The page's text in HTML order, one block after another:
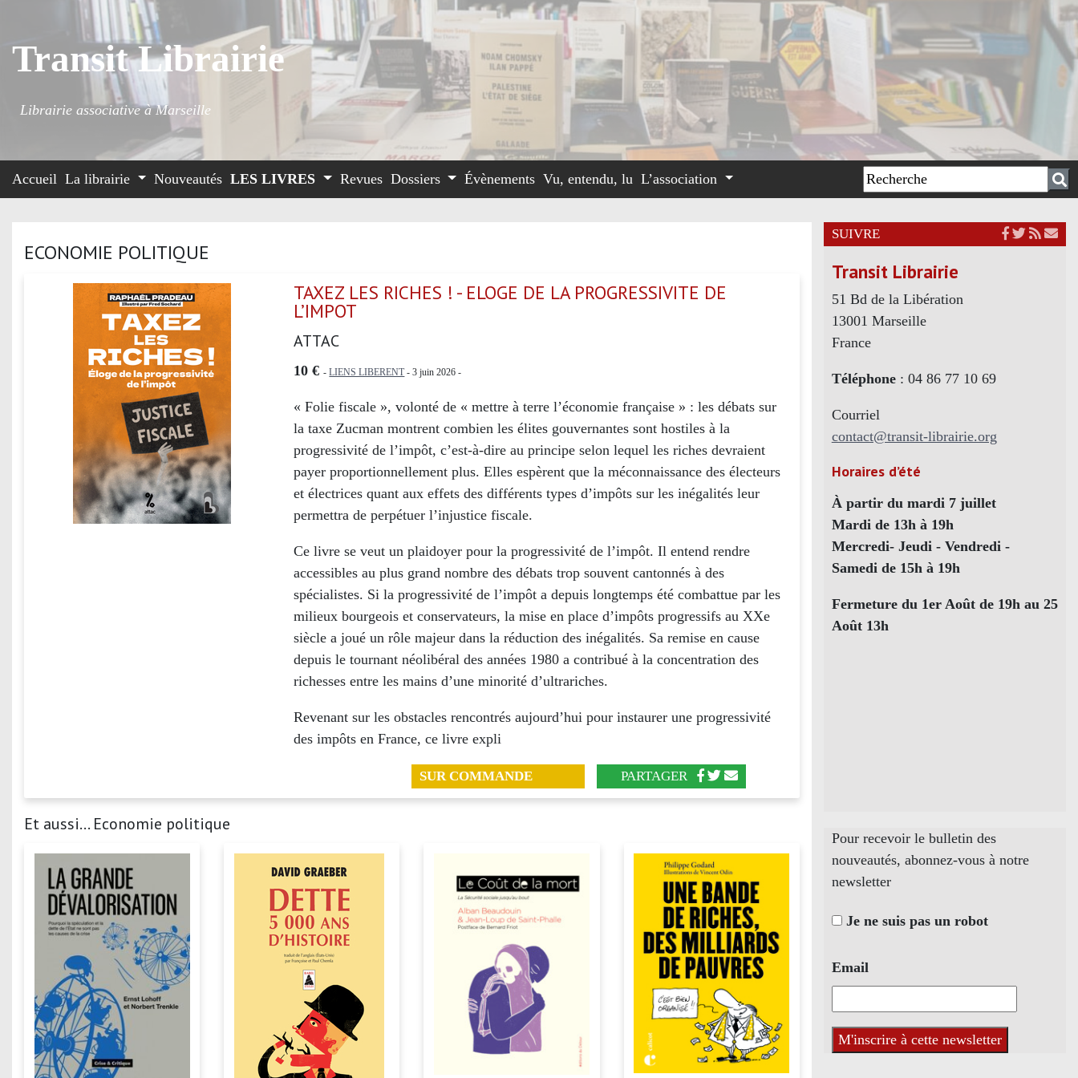
Transit Librairie
Librairie associative à Marseille
Accueil La librairie Nouveautés LES LIVRES Revues Dossiers Évènements Vu, entendu, lu L’association
ECONOMIE POLITIQUE
TAXEZ LES RICHES ! - ELOGE DE LA PROGRESSIVITE DE
L’IMPOT
ATTAC
10 € -LIENS LIBERENT- 3 juin 2026 -
« Folie fiscale », volonté de « mettre à terre l’économie française » : les débats sur
la taxe Zucman montrent combien les élites gouvernantes sont hostiles à la
progressivité de l’impôt, c’est-à-dire au principe selon lequel les riches devraient
payer proportionnellement plus. Elles espèrent que la méconnaissance des électeurs
et électrices quant aux effets des différents types d’impôts sur les inégalités leur
permettra de perpétuer l’injustice fiscale.
Ce livre se veut un plaidoyer pour la progressivité de l’impôt. Il entend rendre
accessibles au plus grand nombre des débats trop souvent cantonnés à des
spécialistes. Si la progressivité de l’impôt a depuis longtemps été combattue par les
milieux bourgeois et conservateurs, la mise en place d’impôts progressifs au XXe
siècle a joué un rôle majeur dans la réduction des inégalités. Sa remise en cause
depuis le tournant néolibéral des années 1980 a contribué à la concentration des
richesses entre les mains d’une minorité d’ultrariches.
Revenant sur les obstacles rencontrés aujourd’hui pour instaurer une progressivité
des impôts en France, ce livre expli
SUR COMMANDE PARTAGER
Et aussi... Economie politique
SUIVRE
Transit Librairie
51 Bd de la Libération
13001 Marseille
France
Téléphone: 04 86 77 10 69
Courriel
contact@transit-librairie.org
Horaires d’été
À partir du mardi 7 juillet
Mardi de 13h à 19h
Mercredi- Jeudi - Vendredi -
Samedi de 15h à 19h
Fermeture du 1er Août de 19h au 25
Août 13h
Pour recevoir le bulletin des
nouveautés, abonnez-vous à notre
newsletter
Je ne suis pas un robot
Email